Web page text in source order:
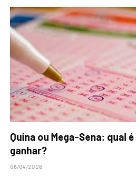
Quina ou Mega-Sena: qual
ganhar?
06/04/2026